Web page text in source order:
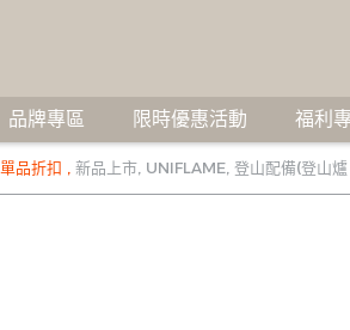
品牌專區 限時優惠活動 福利
單品折扣 , 新品上市, UNIFLAME, 登山配備(登山